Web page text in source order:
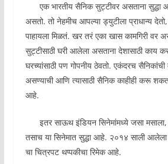
एक भारतीय सैनिक सुट्टीवर असताना सुद्धा
असतो. तो नेहमीच आपल्या ड्युटीला प्राधान्य
पाहायला मिळतं. खर तरं एका खास कामगिरी वर
सुट्टीसाठी घरी आलेला असताना देशासाठी काय
घरच्यांसाठी पण गोपनीय ठेवतो. एकंदरच
असण्याची आणि त्यासाठी सैनिक काहीही करू
आहे.
इतर साऊथ इंडियन सिनेमांमध्ये जसा मसाला,
तसाच या सिनेमात सुद्धा आहे. २०१४ साली आलेला
चा चित्रपट थप्पकीचा रिमेक आहे.